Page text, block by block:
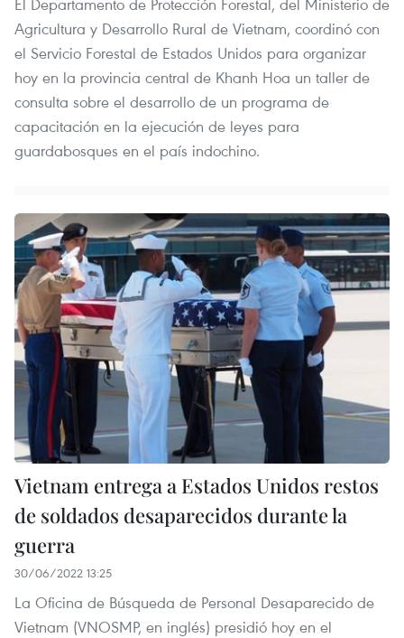
Agricultura y Desarrollo Rural de Vietnam, coordinó con
el Servicio Forestal de Estados Unidos para organizar
hoy en la provincia central de Khanh Hoa un taller de
consulta sobre el desarrollo de un programa de
capacitación en la ejecución de leyes para
guardabosques en el país indochino.
Vietnam entrega a Estados Unidos restos
de soldados desaparecidos durante la
guerra
30/06/2022 13:25
La Oficina de Búsqueda de Personal Desaparecido de
Vietnam (VNOSMP, en inglés) presidió hoy en el